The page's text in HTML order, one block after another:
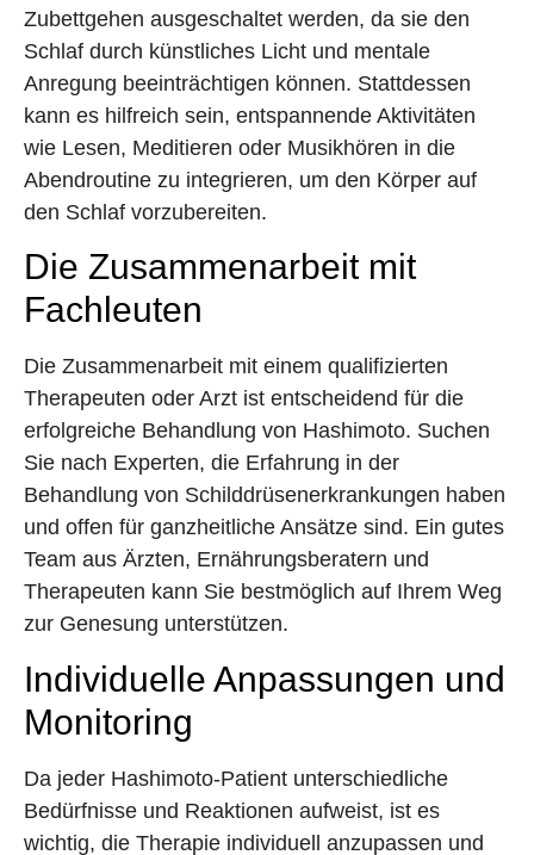
Zubettgehen ausgeschaltet werden, da sie den
Schlaf durch künstliches Licht und mentale
Anregung beeinträchtigen können. Stattdessen
kann es hilfreich sein, entspannende Aktivitäten
wie Lesen, Meditieren oder Musikhören in die
Abendroutine zu integrieren, um den Körper auf
den Schlaf vorzubereiten.
Die Zusammenarbeit mit
Fachleuten
Die Zusammenarbeit mit einem qualifizierten
Therapeuten oder Arzt ist entscheidend für die
erfolgreiche Behandlung von Hashimoto. Suchen
Sie nach Experten, die Erfahrung in der
Behandlung von Schilddrüsenerkrankungen haben
und offen für ganzheitliche Ansätze sind. Ein gutes
Team aus Ärzten, Ernährungsberatern und
Therapeuten kann Sie bestmöglich auf Ihrem Weg
zur Genesung unterstützen.
Individuelle Anpassungen und
Monitoring
Da jeder Hashimoto-Patient unterschiedliche
Bedürfnisse und Reaktionen aufweist, ist es
wichtig, die Therapie individuell anzupassen und